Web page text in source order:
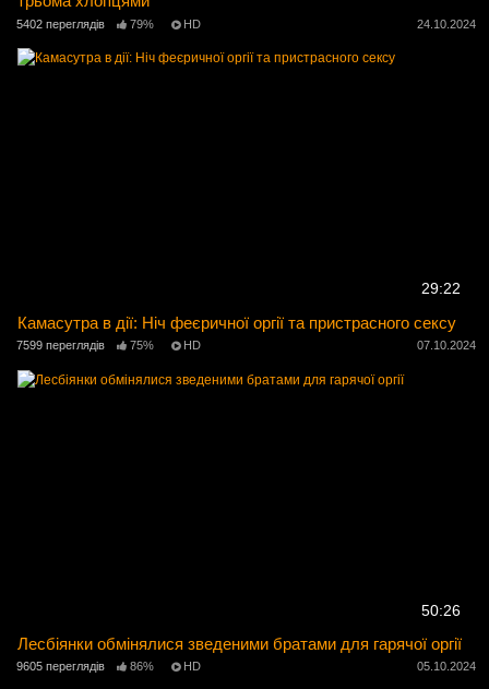
5402 переглядів 79% HD 24.10.2024
29:22
Камасутра в дії: Ніч феєричної оргії та пристрасного сексу
7599 переглядів 75% HD 07.10.2024
50:26
Лесбіянки обмінялися зведеними братами для гарячої оргії
9605 переглядів 86% HD 05.10.2024